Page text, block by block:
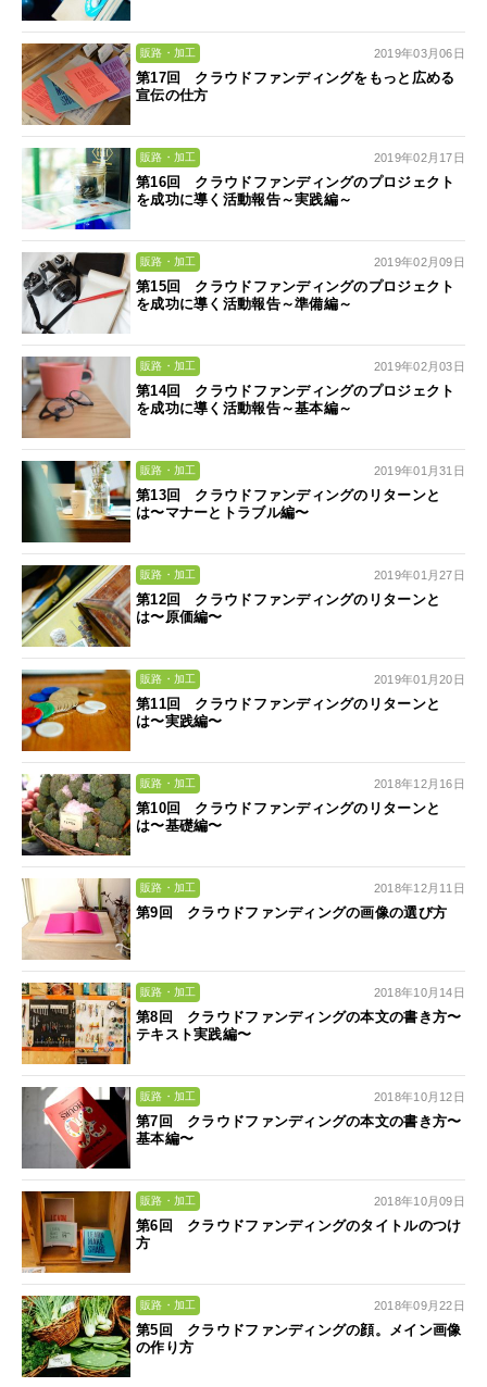
販路・加工 2019年03月06日
第17回 クラウドファンディングをもっと広める
宣伝の仕方
販路・加工 2019年02月17日
第16回 クラウドファンディングのプロジェクト
を成功に導く活動報告～実践編～
販路・加工 2019年02月09日
第15回 クラウドファンディングのプロジェクト
を成功に導く活動報告～準備編～
販路・加工 2019年02月03日
第14回 クラウドファンディングのプロジェクト
を成功に導く活動報告～基本編～
販路・加工 2019年01月31日
第13回 クラウドファンディングのリターンと
は〜マナーとトラブル編〜
販路・加工 2019年01月27日
第12回 クラウドファンディングのリターンと
は〜原価編〜
販路・加工 2019年01月20日
第11回 クラウドファンディングのリターンと
は〜実践編〜
販路・加工 2018年12月16日
第10回 クラウドファンディングのリターンと
は〜基礎編〜
販路・加工 2018年12月11日
第9回 クラウドファンディングの画像の選び方
販路・加工 2018年10月14日
第8回 クラウドファンディングの本文の書き方〜
テキスト実践編〜
販路・加工 2018年10月12日
第7回 クラウドファンディングの本文の書き方〜
基本編〜
販路・加工 2018年10月09日
第6回 クラウドファンディングのタイトルのつけ
方
販路・加工 2018年09月22日
第5回 クラウドファンディングの顔。メイン画像
の作り方